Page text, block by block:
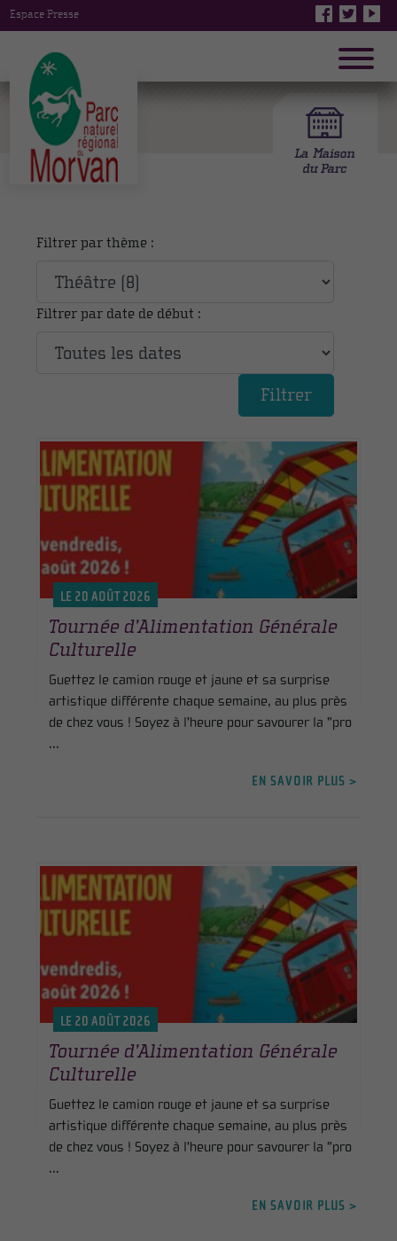
Espace Presse
Filtrer par thème :
Filtrer par date de début :
Filtrer
LE 20 AOÛT 2026
Tournée d’Alimentation Générale
Culturelle
Guettez le camion rouge et jaune et sa surprise
artistique différente chaque semaine, au plus près
de chez vous ! Soyez à l'heure pour savourer la "pro
...
EN SAVOIR PLUS >
LE 20 AOÛT 2026
Tournée d’Alimentation Générale
Culturelle
Guettez le camion rouge et jaune et sa surprise
artistique différente chaque semaine, au plus près
de chez vous ! Soyez à l'heure pour savourer la "pro
...
EN SAVOIR PLUS >